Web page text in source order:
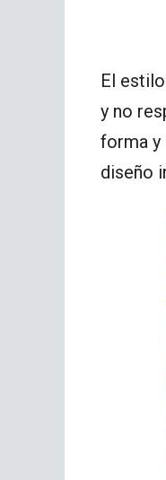
El
y no
forma y
diseño